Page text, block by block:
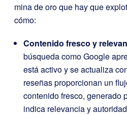
mina de oro que hay que
cómo:
Contenido fresco y
búsqueda como Google
está activo y se actualiza
reseñas proporcionan un
contenido fresco, generado
indica relevancia y